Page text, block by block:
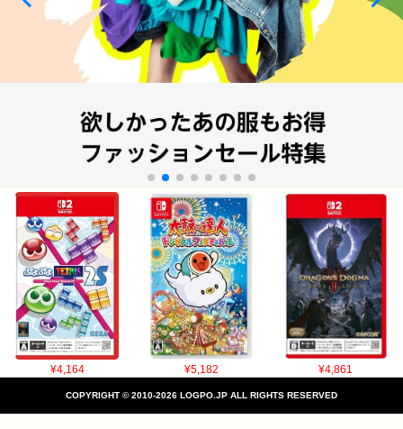
¥4,164 ¥5,182 ¥4,861
COPYRIGHT © 2010-2026 LOGPO.JP ALL RIGHTS RESERVED